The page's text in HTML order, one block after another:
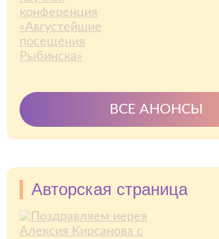
ВСЕ АНОНСЫ
Авторская страница